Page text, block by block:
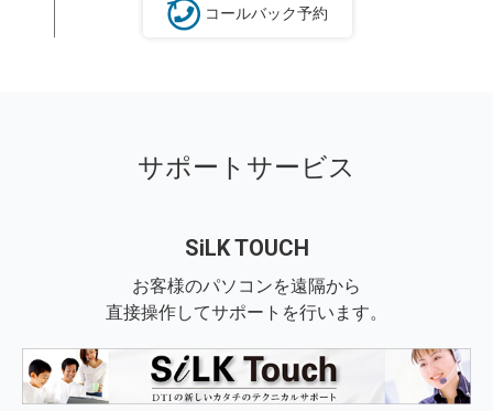
コールバック予約
サポートサービス
SiLK TOUCH
お客様のパソコンを遠隔から
直接操作してサポートを行います。